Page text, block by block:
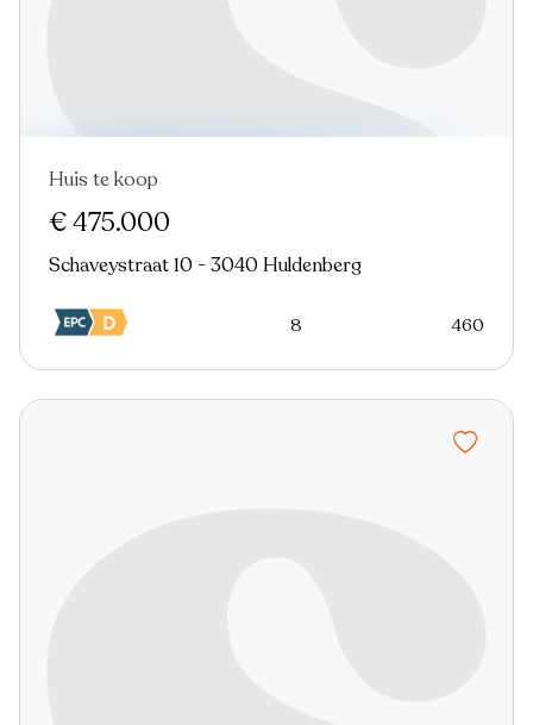
Huis te koop
€ 475.000
Schaveystraat 10 - 3040 Huldenberg
8 460